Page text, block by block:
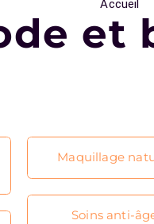
Accueil
et
Maquillage
Soins anti-